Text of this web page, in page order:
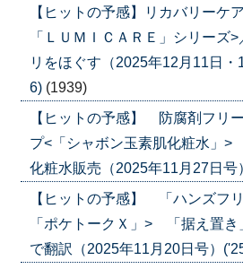
【ヒットの予感】リカバリーケ
「ＬＵＭＩＣＡＲＥ」シリーズ
リをほぐす（2025年12月11日
6) (1939)
【ヒットの予感】 防腐剤フリ
プ<「シャボン玉素肌化粧水」
化粧水販売（2025年11月27日号
【ヒットの予感】 「ハンズフ
「ポケトークＸ」> 「据え置き
で翻訳（2025年11月20日号）